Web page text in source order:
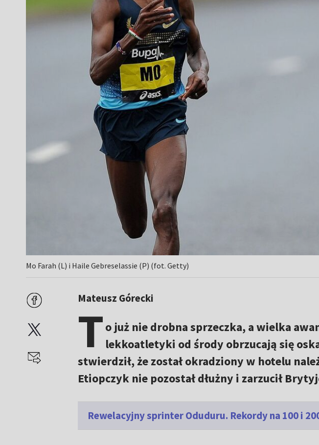
Mo Farah (L) i Haile Gebreselassie (P) (fot. Getty)
Mateusz Górecki
To już nie drobna sprzeczka, a wielka
lekkoatletyki od środy obrzucają się
stwierdził, że został okradziony w hotelu
Etiopczyk nie pozostał dłużny i zarzucił
Rewelacyjny sprinter Oduduru. Rekordy na 100 i